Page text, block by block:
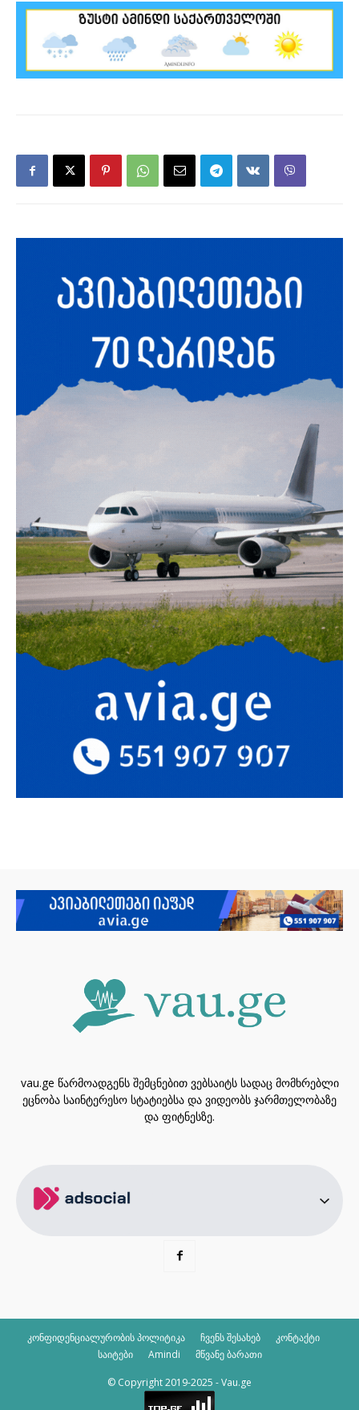
vau.ge წარმოადგენს შემცნებით ვებსაიტს სადაც მომხრებლი
ეცნობა საინტერესო სტატიებსა და ვიდეობს ჯარმთელობაზე
და ფიტნესზე.
კონფიდენციალურობის პოლიტიკა ჩვენს შესახებ
კონტაქტი
საიტები
Amindi მწვანე ბარათი
© Copyright 2019-2025 - Vau.ge